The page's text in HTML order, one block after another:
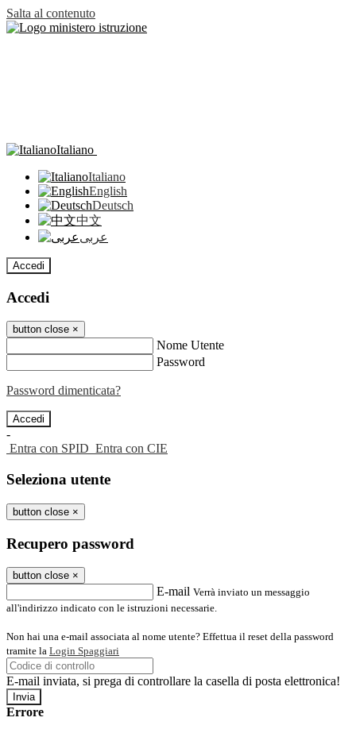
Salta al contenuto
Italiano
Italiano
English
Deutsch
中文
عربى
Accedi
Accedi
button close ×
Nome Utente
Password
Password dimenticata?
-
Entra con SPID Entra con CIE
Seleziona utente
button close ×
Recupero password
button close ×
E-mail Verrà inviato un messaggio
all'indirizzo indicato con le istruzioni necessarie.
Non hai una e-mail associata al nome utente? Effettua il reset della password
tramite la Login Spaggiari
E-mail inviata, si prega di controllare la casella di posta elettronica!
Errore